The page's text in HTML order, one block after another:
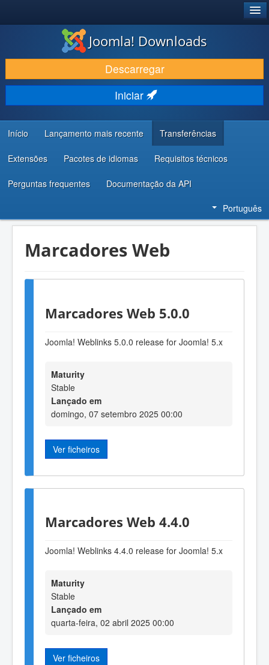
DESCARREGAR E EVOLUIR
DESCOBRIR E APRENDER
COMUNIDADE E SUPORTE
RECURSOS PARA PROGRAMADORES
Joomla! Downloads
Descarregar
Iniciar
Início Lançamento mais recente Transferências
Extensões Pacotes de idiomas Requisitos técnicos
Perguntas frequentes Documentação da API
Português
Marcadores Web
Marcadores Web 5.0.0
Joomla! Weblinks 5.0.0 release for Joomla! 5.x
Maturity
Stable
Lançado em
domingo, 07 setembro 2025 00:00
Ver ficheiros
Marcadores Web 4.4.0
Joomla! Weblinks 4.4.0 release for Joomla! 5.x
Maturity
Stable
Lançado em
quarta-feira, 02 abril 2025 00:00
Ver ficheiros